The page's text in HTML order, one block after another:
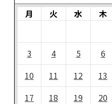
月 火 水 木
3
4 5 6
10
11 12 13
17
18 19 20